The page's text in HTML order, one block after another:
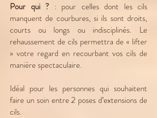
Pour qui ? : pour celles dont les cils
manquent de courbures, si ils sont droits,
courts ou longs ou indisciplinés. Le
rehaussement de cils permettra de « lifter
» votre regard en recourbant vos cils de
manière spectaculaire.
Idéal pour les personnes qui souhaitent
faire un soin entre 2 poses d’extensions de
cils.